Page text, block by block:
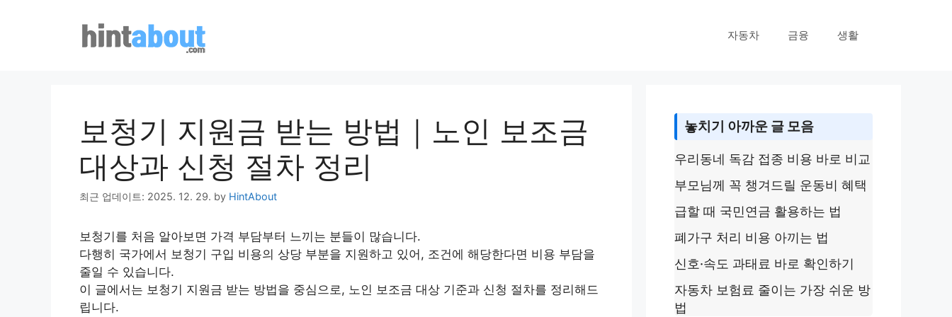
자동차 금융 생활
보청기 지원금 받는 방법｜노인 보조금
대상과 신청 절차 정리
최근 업데이트: 2025. 12. 29. by HintAbout
보청기를 처음 알아보면 가격 부담부터 느끼는 분들이 많습니다.
다행히 국가에서 보청기 구입 비용의 상당 부분을 지원하고 있어, 조건에 해당한다면 비용 부담을
줄일 수 있습니다.
이 글에서는 보청기 지원금 받는 방법을 중심으로, 노인 보조금 대상 기준과 신청 절차를 정리해드
립니다.
놓치기 아까운 글 모음
우리동네 독감 접종 비용 바로 비교
부모님께 꼭 챙겨드릴 운동비 혜택
급할 때 국민연금 활용하는 법
폐가구 처리 비용 아끼는 법
신호·속도 과태료 바로 확인하기
자동차 보험료 줄이는 가장 쉬운 방
법